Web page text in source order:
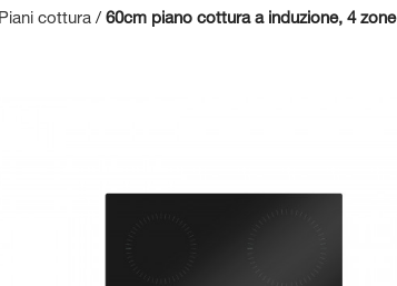
Piani cottura/60cm piano cottura a induzione, 4 zone